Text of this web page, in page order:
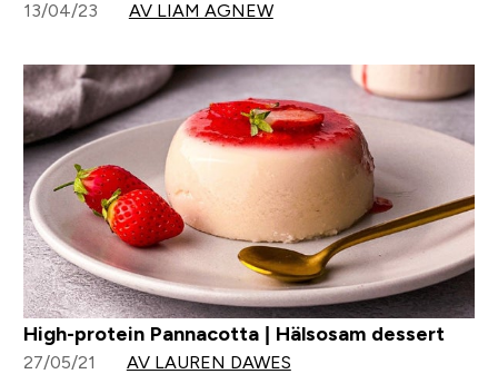
13/04/23 AV LIAM AGNEW
High-protein Pannacotta | Hälsosam dessert
27/05/21 AV LAUREN DAWES